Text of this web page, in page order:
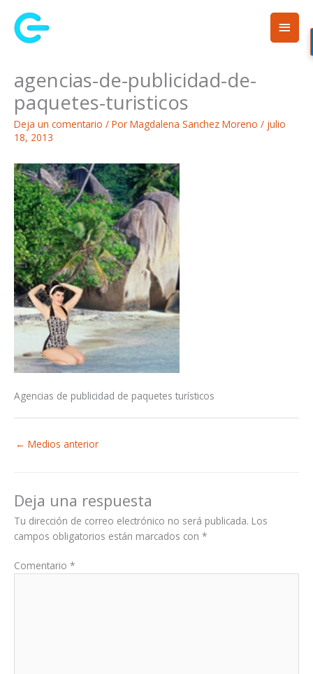
contenido
agencias-de-publicidad-de-
paquetes-turisticos
Deja un comentario / Por Magdalena Sanchez Moreno / julio
18, 2013
Agencias de publicidad de paquetes turísticos
← Medios anterior
Deja una respuesta
Tu dirección de correo electrónico no será publicada. Los
campos obligatorios están marcados con *
Comentario *